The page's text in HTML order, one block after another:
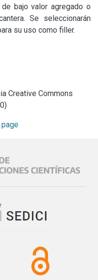
bajo valor agregado o
Se seleccionarán
su uso como filler.
Creative Commons